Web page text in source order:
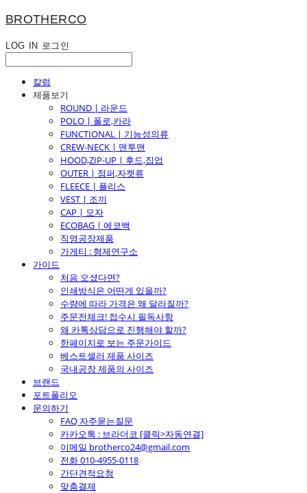
BROTHERCO
LOG IN 로그인
칼럼
제품보기
ROUND | 라운드
POLO | 폴로,카라
FUNCTIONAL | 기능성의류
CREW-NECK | 맨투맨
HOOD,ZIP-UP | 후드,집업
OUTER | 점퍼,자켓류
FLEECE | 플리스
VEST | 조끼
CAP | 모자
ECOBAG | 에코백
직영공장제품
가게티 : 형제연구소
가이드
처음 오셨다면?
인쇄방식은 어떤게 있을까?
수량에 따라 가격은 왜 달라질까?
주문전체크! 접수시 필독사항
왜 카톡상담으로 진행해야 할까?
한페이지로 보는 주문가이드
베스트셀러 제품 사이즈
국내공장 제품의 사이즈
브랜드
포트폴리오
문의하기
FAQ 자주묻는질문
카카오톡 : 브라더코 [클릭>자동연결]
이메일 brotherco24@gmail.com
전화 010-4955-0118
간단견적요청
맞춤결제